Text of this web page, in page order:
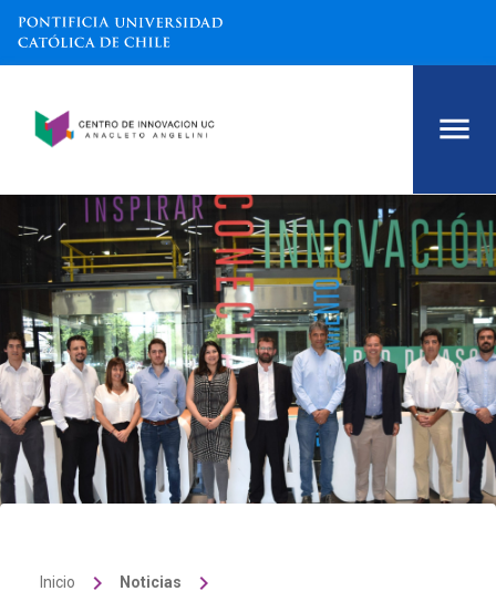
Inicio keyboard_arrow_right Noticias keyboard_arrow_right